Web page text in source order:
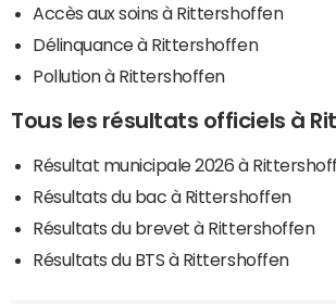
Accès aux soins à Rittershoffen
Délinquance à Rittershoffen
Pollution à Rittershoffen
Tous les résultats officiels à
Résultat municipale 2026 à
Résultats du bac à Rittershoffen
Résultats du brevet à Rittershoffen
Résultats du BTS à Rittershoffen